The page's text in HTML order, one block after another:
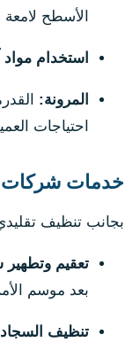
الأسطح
استخدام مواد
المرونة:
احتياجات
خدمات شركات
بجانب تنظيف
تعقيم
بعد موسم
تنظيف